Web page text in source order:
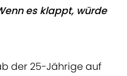
es klappt, würde
der 25-Jährige auf